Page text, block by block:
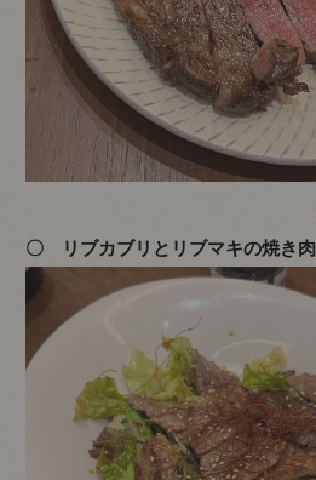
〇 リブカブリとリブマキの焼き肉